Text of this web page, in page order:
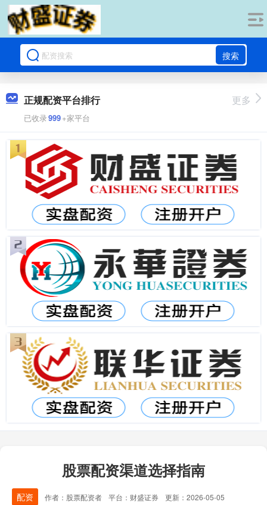
搜索
正规配资平台排行
已收录999+家平台
更多
股票配资渠道选择指南
配资 作者：股票配资者 平台：财盛证券
更新：2026-05-05